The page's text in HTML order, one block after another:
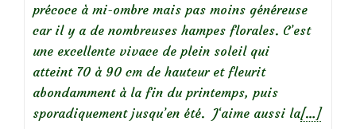
précoce à mi-ombre mais pas moins généreuse
car il y a de nombreuses hampes florales. C’est
une excellente vivace de plein soleil qui
atteint 70 à 90 cm de hauteur et fleurit
abondamment à la fin du printemps, puis
sporadiquement jusqu’en été. J‘aime aussi laEn
[…]